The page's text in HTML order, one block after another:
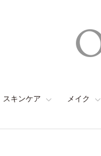
スキンケア メイク